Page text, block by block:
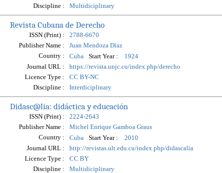
Discipline :
Multidiciplinary
Revista Cubana de Derecho
ISSN (Print) :
2788-6670
Publisher Name :
Juan Mendoza Díaz
Country :
Cuba Start Year :
1924
Journal URL :
https://revista.unjc.cu/index.php/derecho
Licence Type :
CC BY-NC
Discipline :
Interdiciplinary
Didasc@lia: didáctica y educación
ISSN (Print) :
2224-2643
Publisher Name :
Michel Enrique Gamboa Graus
Country :
Cuba Start Year :
2010
Journal URL :
http://revistas.ult.edu.cu/index.php/didascalia
Licence Type :
CC BY
Discipline :
Multidiciplinary